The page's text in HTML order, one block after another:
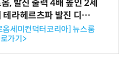
, 발진 출력 4배 높인 2세
테라헤르츠파 발진 디바이
개발
옴세미컨덕터코리아] 뉴스룸
가기>